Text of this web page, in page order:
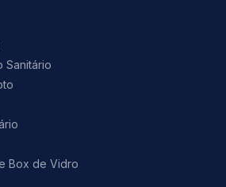
Sanitário
Box de Vidro